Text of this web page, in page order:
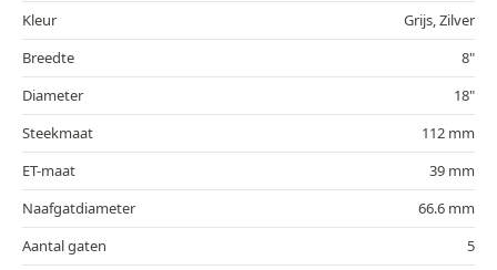
Kleur
Grijs, Zilver
Breedte
8"
Diameter
18"
Steekmaat
112 mm
ET-maat
39 mm
Naafgatdiameter
66.6 mm
Aantal gaten
5